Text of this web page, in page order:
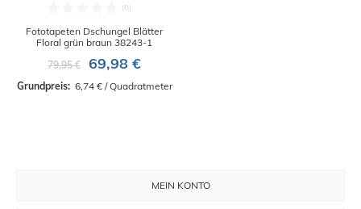
Fototapeten Dschungel Blätter
Floral grün braun 38243-1
79,95 €
69,98 €
Grundpreis: 6,74 € / Quadratmeter
MEIN KONTO